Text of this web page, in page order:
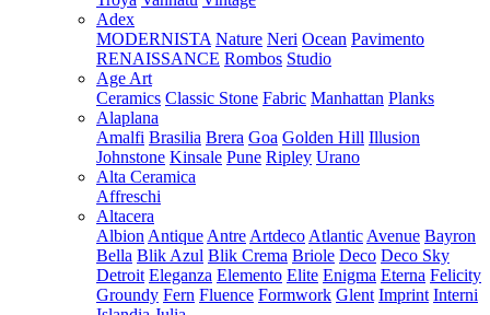
Adex
MODERNISTA Nature Neri Ocean Pavimento
RENAISSANCE Rombos Studio
Age Art
Ceramics Classic Stone Fabric Manhattan Planks
Alaplana
Amalfi Brasilia Brera Goa Golden Hill Illusion
Johnstone Kinsale Pune Ripley Urano
Alta Ceramica
Affreschi
Altacera
Albion Antique Antre Artdeco Atlantic Avenue Bayron
Bella Blik Azul Blik Crema Briole Deco Deco Sky
Detroit Eleganza Elemento Elite Enigma Eterna Felicity
Groundy Fern Fluence Formwork Glent Imprint Interni